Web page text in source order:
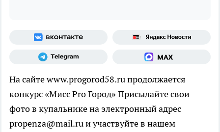
На сайте www.progorod58.ru продолжается
конкурс «Мисс Pro Город» Присылайте свои
фото в купальнике на электронный адрес
propenza@mail.ru и участвуйте в нашем